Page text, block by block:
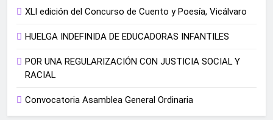
XLI edición del Concurso de Cuento y Poesía, Vicálvaro
HUELGA INDEFINIDA DE EDUCADORAS INFANTILES
POR UNA REGULARIZACIÓN CON JUSTICIA SOCIAL Y
RACIAL
Convocatoria Asamblea General Ordinaria